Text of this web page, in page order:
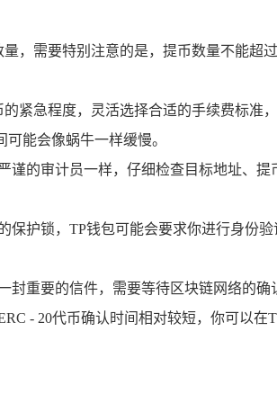
，需要特别注意的是，提币数量不能
紧急程度，灵活选择合适的手续费标
能会像蜗牛一样缓慢。
谨的审计员一样，仔细检查目标地址、
保护锁，TP钱包可能会要求你进行身份
封重要的信件，需要等待区块链网络的
- 20代币确认时间相对较短，你可以